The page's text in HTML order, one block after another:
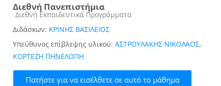
Διεθνή Πανεπιστήμια
Κατηγορία μαθήματος
Διεθνή Εκπαιδευτικά Προγράμματα
Διδάσκων: ΚΡΙΝΗΣ ΒΑΣΙΛΕΙΟΣ
Υπεύθυνος επίβλεψης υλικού: ΑΣΤΡΟΥΛΑΚΗΣ ΝΙΚΟΛΑΟΣ,
ΚΟΡΤΕΖΗ ΠΗΝΕΛΟΠΗ
Πατήστε για να εισέλθετε σε αυτό το μάθημα